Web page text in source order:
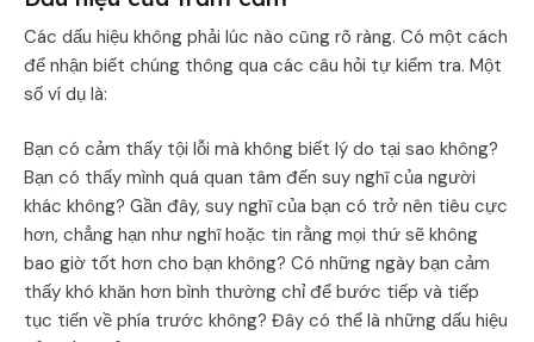
Các dấu hiệu không phải lúc nào cũng rõ ràng. Có một cách
để nhận biết chúng thông qua các câu hỏi tự kiểm tra. Một
số ví dụ là:
Bạn có cảm thấy tội lỗi mà không biết lý do tại sao không?
Bạn có thấy mình quá quan tâm đến suy nghĩ của người
khác không? Gần đây, suy nghĩ của bạn có trở nên tiêu cực
hơn, chẳng hạn như nghĩ hoặc tin rằng mọi thứ sẽ không
bao giờ tốt hơn cho bạn không? Có những ngày bạn cảm
thấy khó khăn hơn bình thường chỉ để bước tiếp và tiếp
tục tiến về phía trước không? Đây có thể là những dấu hiệu